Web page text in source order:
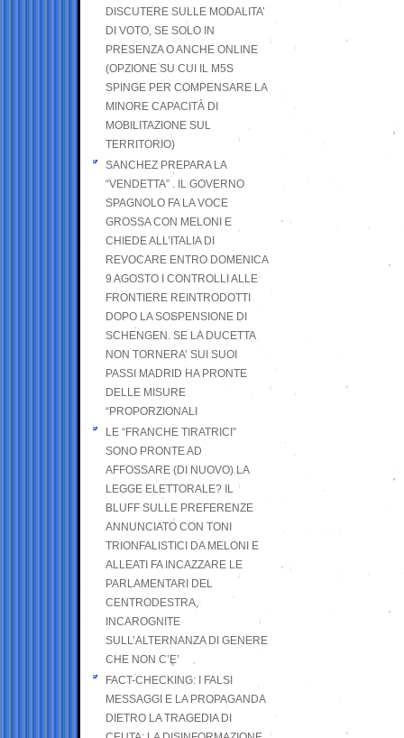
DISCUTERE SULLE MODALITA’
DI VOTO, SE SOLO IN
PRESENZA O ANCHE ONLINE
(OPZIONE SU CUI IL M5S
SPINGE PER COMPENSARE LA
MINORE CAPACITÀ DI
MOBILITAZIONE SUL
TERRITORIO)
SANCHEZ PREPARA LA
“VENDETTA” . IL GOVERNO
SPAGNOLO FA LA VOCE
GROSSA CON MELONI E
CHIEDE ALL’ITALIA DI
REVOCARE ENTRO DOMENICA
9 AGOSTO I CONTROLLI ALLE
FRONTIERE REINTRODOTTI
DOPO LA SOSPENSIONE DI
SCHENGEN. SE LA DUCETTA
NON TORNERA’ SUI SUOI
PASSI MADRID HA PRONTE
DELLE MISURE
“PROPORZIONALI
LE “FRANCHE TIRATRICI”
SONO PRONTE AD
AFFOSSARE (DI NUOVO) LA
LEGGE ELETTORALE? IL
BLUFF SULLE PREFERENZE
ANNUNCIATO CON TONI
TRIONFALISTICI DA MELONI E
ALLEATI FA INCAZZARE LE
PARLAMENTARI DEL
CENTRODESTRA,
INCAROGNITE
SULL’ALTERNANZA DI GENERE
CHE NON C’E’
FACT-CHECKING: I FALSI
MESSAGGI E LA PROPAGANDA
DIETRO LA TRAGEDIA DI